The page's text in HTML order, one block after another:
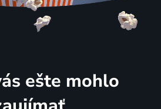
ešte mohlo